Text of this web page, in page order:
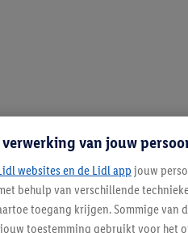
van jouw
websites en de Lidl app jouw
behulp van verschillende
toegang krijgen. Sommige van
toestemming gebruikt voor het